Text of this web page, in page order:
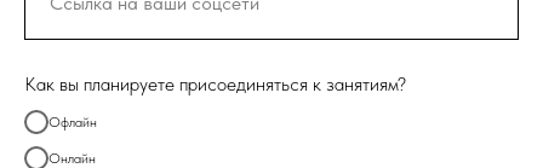
Как вы планируете присоединяться к занятиям?
Офлайн
Онлайн